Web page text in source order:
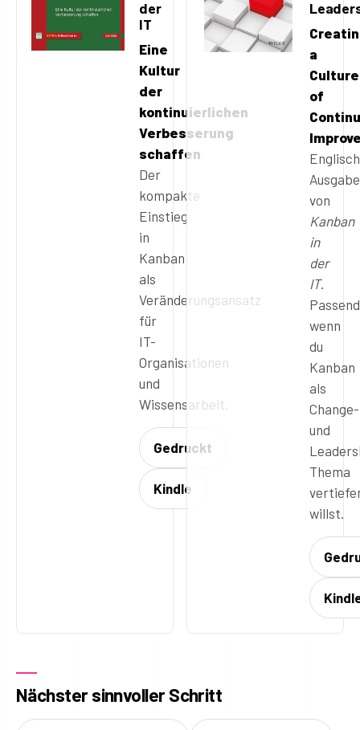
der
IT
Eine
Kultur
der
kontinuierlichen
Verbesserung
schaffen
Der
kompakte
Einstieg
in
Kanban
als
Veränderungsansatz
für
IT-
Organisationen
und
Wissensarbeit.
Gedruckt
Kindle
a
Culture
of
Ausgabe
von
Kanban
in
der
IT.
wenn
du
Kanban
als
Change-
und
Thema
willst.
Nächster sinnvoller Schritt